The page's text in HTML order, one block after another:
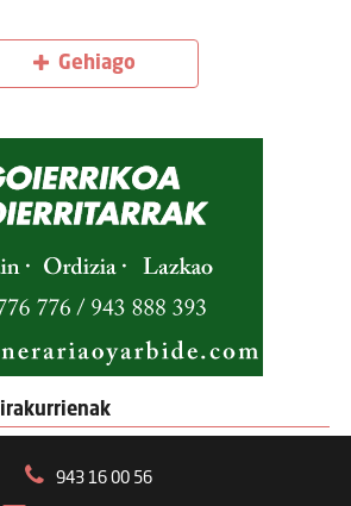
Gehiago
943 16 00 56